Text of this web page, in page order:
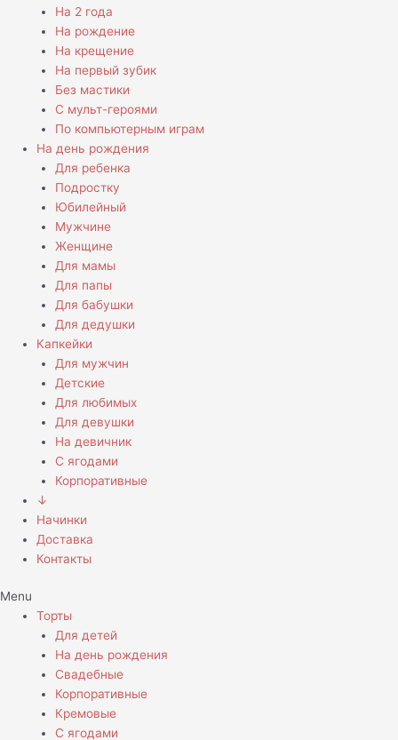
На 2 года
На рождение
На крещение
На первый зубик
Без мастики
С мульт-героями
По компьютерным играм
На день рождения
Для ребенка
Подростку
Юбилейный
Мужчине
Женщине
Для мамы
Для папы
Для бабушки
Для дедушки
Капкейки
Для мужчин
Детские
Для любимых
Для девушки
На девичник
С ягодами
Корпоративные
↓
Начинки
Доставка
Контакты
Menu
Торты
Для детей
На день рождения
Свадебные
Корпоративные
Кремовые
С ягодами